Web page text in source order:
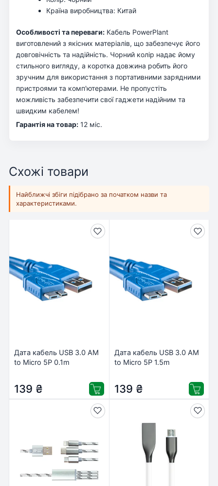
Країна виробництва: Китай
Особливості та переваги: Кабель PowerPlant
виготовлений з якісних матеріалів, що забезпечує його
довговічність та надійність. Чорний колір надає йому
стильного вигляду, а коротка довжина робить його
зручним для використання з портативними зарядними
пристроями та комп'ютерами. Не пропустіть
можливість забезпечити свої гаджети надійним та
швидким кабелем!
Гарантія на товар: 12 міс.
Схожі товари
Найближчі збіги підібрано за початком назви та
характеристиками.
Дата кабель USB 3.0 AM
to Micro 5P 0.1m
139 ₴
Дата кабель USB 3.0 AM
to Micro 5P 1.5m
139 ₴